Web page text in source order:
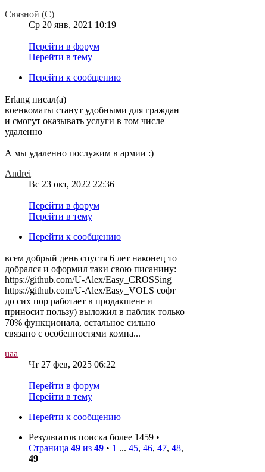
Связной (С)
Ср 20 янв, 2021 10:19
Перейти в форум
Перейти в тему
Перейти к сообщению
Erlang писал(а)
военкоматы станут удобными для граждан
и смогут оказывать услуги в том числе
удаленно
А мы удаленно послужим в армии :)
Andrei
Вс 23 окт, 2022 22:36
Перейти в форум
Перейти в тему
Перейти к сообщению
всем добрый день спустя 6 лет наконец то
добрался и оформил таки свою писанину:
https://github.com/U-Alex/Easy_CROSSing
https://github.com/U-Alex/Easy_VOLS софт
до сих пор работает в продакшене и
приносит пользу) выложил в паблик только
70% функционала, остальное сильно
связано с особенностями компа...
uaa
Чт 27 фев, 2025 06:22
Перейти в форум
Перейти в тему
Перейти к сообщению
Результатов поиска более 1459 •
Страница 49 из 49 • 1 ... 45, 46, 47, 48,
49